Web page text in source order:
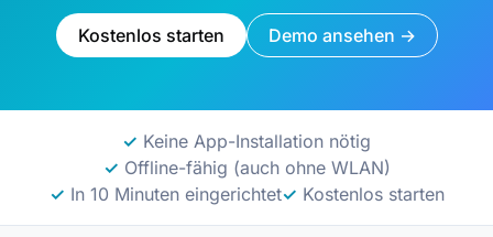
Kostenlos starten Demo ansehen →
✓ Keine App-Installation nötig
✓ Offline-fähig (auch ohne WLAN)
✓ In 10 Minuten eingerichtet✓ Kostenlos starten